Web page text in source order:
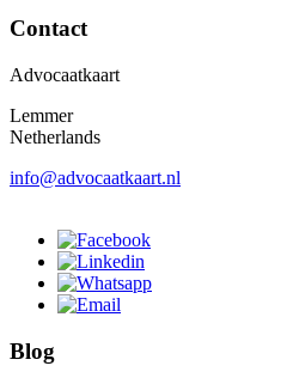
Contact
Advocaatkaart
Lemmer
Netherlands
info@advocaatkaart.nl
Blog